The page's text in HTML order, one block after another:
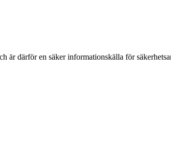
är därför en säker informationskälla för